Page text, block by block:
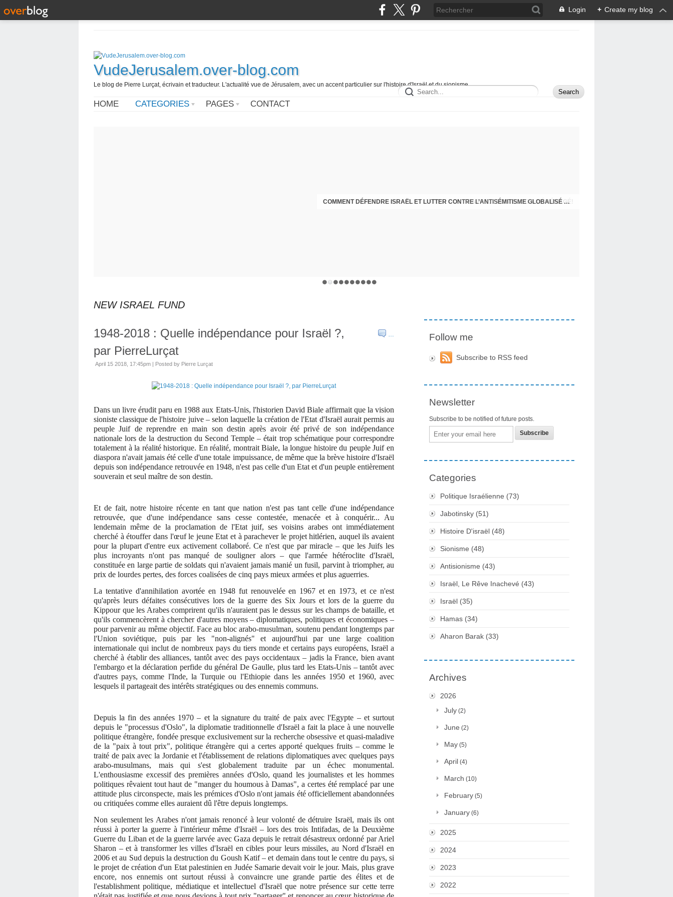
Login + Create my blog
VudeJerusalem.over-blog.com
Le blog de Pierre Lurçat, écrivain et traducteur. L'actualité vue de Jérusalem, avec un accent particulier sur l'histoire d'Israël et du sionisme.
HOME CATEGORIES PAGES CONTACT
COMMENT DÉFENDRE ISRAËL ET LUTTER CONTRE L’ANTISÉMITISME GLOBALISÉ À L’ÈRE DES RÉSEAUX SOCIAUX?
RAPPEL - MON BLOG A DÉMÉNAGÉ!
NEW ISRAEL FUND
…
1948-2018 : Quelle indépendance pour Israël ?,
par PierreLurçat
April 15 2018, 17:45pm | Posted by Pierre Lurçat
Dans un livre érudit paru en 1988 aux Etats-Unis, l'historien David Biale affirmait que la vision
sioniste classique de l'histoire juive – selon laquelle la création de l'Etat d'Israël aurait permis au
peuple Juif de reprendre en main son destin après avoir été privé de son indépendance
nationale lors de la destruction du Second Temple – était trop schématique pour correspondre
totalement à la réalité historique. En réalité, montrait Biale, la longue histoire du peuple Juif en
diaspora n'avait jamais été celle d'une totale impuissance, de même que la brève histoire d'Israël
depuis son indépendance retrouvée en 1948, n'est pas celle d'un Etat et d'un peuple entièrement
souverain et seul maître de son destin.
Et de fait, notre histoire récente en tant que nation n'est pas tant celle d'une indépendance
retrouvée, que d'une indépendance sans cesse contestée, menacée et à conquérir... Au
lendemain même de la proclamation de l'Etat juif, ses voisins arabes ont immédiatement
cherché à étouffer dans l'œuf le jeune Etat et à parachever le projet hitlérien, auquel ils avaient
pour la plupart d'entre eux activement collaboré. Ce n'est que par miracle – que les Juifs les
plus incroyants n'ont pas manqué de souligner alors – que l'armée hétéroclite d'Israël,
constituée en large partie de soldats qui n'avaient jamais manié un fusil, parvint à triompher, au
prix de lourdes pertes, des forces coalisées de cinq pays mieux armées et plus aguerries.
La tentative d'annihilation avortée en 1948 fut renouvelée en 1967 et en 1973, et ce n'est
qu'après leurs défaites consécutives lors de la guerre des Six Jours et lors de la guerre du
Kippour que les Arabes comprirent qu'ils n'auraient pas le dessus sur les champs de bataille, et
qu'ils commencèrent à chercher d'autres moyens – diplomatiques, politiques et économiques –
pour parvenir au même objectif. Face au bloc arabo-musulman, soutenu pendant longtemps par
l'Union soviétique, puis par les "non-alignés" et aujourd'hui par une large coalition
internationale qui inclut de nombreux pays du tiers monde et certains pays européens, Israël a
cherché à établir des alliances, tantôt avec des pays occidentaux – jadis la France, bien avant
l'embargo et la déclaration perfide du général De Gaulle, plus tard les Etats-Unis – tantôt avec
d'autres pays, comme l'Inde, la Turquie ou l'Ethiopie dans les années 1950 et 1960, avec
lesquels il partageait des intérêts stratégiques ou des ennemis communs.
Depuis la fin des années 1970 – et la signature du traité de paix avec l'Egypte – et surtout
depuis le "processus d'Oslo", la diplomatie traditionnelle d'Israël a fait la place à une nouvelle
politique étrangère, fondée presque exclusivement sur la recherche obsessive et quasi-maladive
de la "paix à tout prix", politique étrangère qui a certes apporté quelques fruits – comme le
traité de paix avec la Jordanie et l'établissement de relations diplomatiques avec quelques pays
arabo-musulmans, mais qui s'est globalement traduite par un échec monumental.
L'enthousiasme excessif des premières années d'Oslo, quand les journalistes et les hommes
politiques rêvaient tout haut de "manger du houmous à Damas", a certes été remplacé par une
attitude plus circonspecte, mais les prémices d'Oslo n'ont jamais été officiellement abandonnées
ou critiquées comme elles auraient dû l'être depuis longtemps.
Non seulement les Arabes n'ont jamais renoncé à leur volonté de détruire Israël, mais ils ont
réussi à porter la guerre à l'intérieur même d'Israël – lors des trois Intifadas, de la Deuxième
Guerre du Liban et de la guerre larvée avec Gaza depuis le retrait désastreux ordonné par Ariel
Sharon – et à transformer les villes d'Israël en cibles pour leurs missiles, au Nord d'Israël en
2006 et au Sud depuis la destruction du Goush Katif – et demain dans tout le centre du pays, si
le projet de création d'un Etat palestinien en Judée Samarie devait voir le jour. Mais, plus grave
encore, nos ennemis ont surtout réussi à convaincre une grande partie des élites et de
l'establishment politique, médiatique et intellectuel d'Israël que notre présence sur cette terre
Follow me
Subscribe to RSS feed
Newsletter
Subscribe to be notified of future posts.
Email
Categories
Politique Israélienne (73)
Jabotinsky (51)
Histoire D'israël (48)
Sionisme (48)
Antisionisme (43)
Israël, Le Rêve Inachevé (43)
Israël (35)
Hamas (34)
Aharon Barak (33)
Archives
2026
July (2)
June (2)
May (5)
April (4)
March (10)
February (5)
January (6)
2025
2024
2023
2022